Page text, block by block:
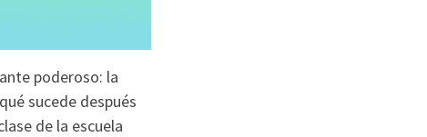
poderoso: la
sucede después
de la escuela